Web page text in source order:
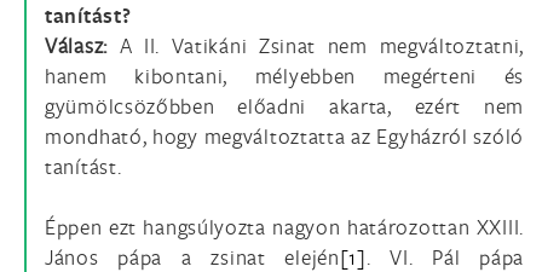
tanítást?
Válasz: A II. Vatikáni Zsinat nem megváltoztatni,
hanem kibontani, mélyebben megérteni és
gyümölcsözőbben előadni akarta, ezért nem
mondható, hogy megváltoztatta az Egyházról szóló
tanítást.
Éppen ezt hangsúlyozta nagyon határozottan XXIII.
János pápa a zsinat elején[1]. VI. Pál pápa